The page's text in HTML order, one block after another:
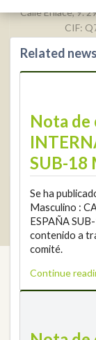
Related news
Nota de
SUB-18
Se ha
Masculino :
ESPAÑA
contenido a
comité.
Continue
Calle Enlace, 9.
CIF:
+34 952 225
590
2026 © Real
Cookies Policy